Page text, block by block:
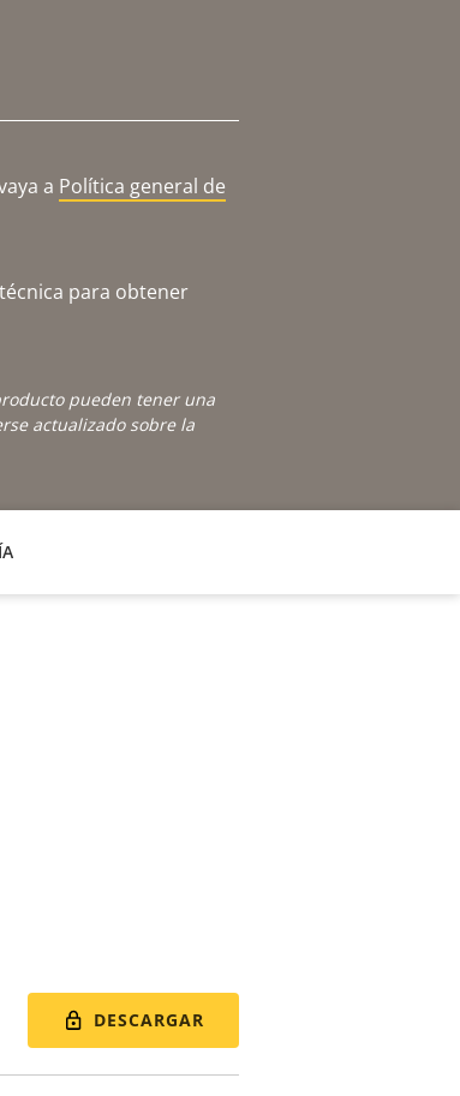
a Política general de
para obtener
pueden tener una
actualizado sobre la
DESCARGAR